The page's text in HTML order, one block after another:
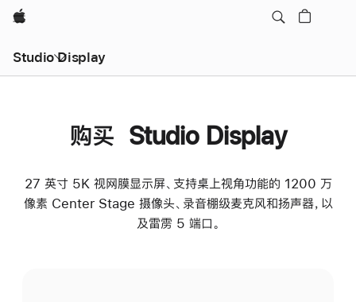
Apple
Studio Display
购买 Studio Display
27 英寸 5K 视网膜显示屏、支持桌上视角功能的 1200 万
像素 Center Stage 摄像头、录音棚级麦克风和扬声器，以
及雷雳 5 端口。